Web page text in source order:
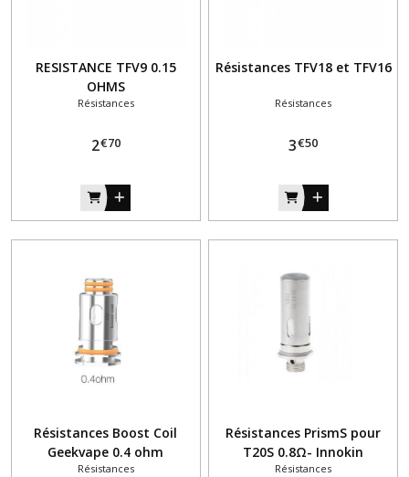
RESISTANCE TFV9 0.15
OHMS
Résistances
2€70
Résistances TFV18 et TFV16
Résistances
3€50
Résistances Boost Coil
Geekvape 0.4 ohm
Résistances
Résistances PrismS pour
T20S 0.8Ω- Innokin
Résistances